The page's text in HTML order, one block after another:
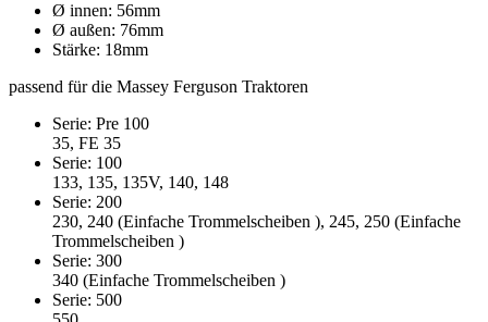
Ø innen: 56mm
Ø außen: 76mm
Stärke: 18mm
passend für die Massey Ferguson Traktoren
Serie: Pre 100
35, FE 35
Serie: 100
133, 135, 135V, 140, 148
Serie: 200
230, 240 (Einfache Trommelscheiben ), 245, 250 (Einfache
Trommelscheiben )
Serie: 300
340 (Einfache Trommelscheiben )
Serie: 500